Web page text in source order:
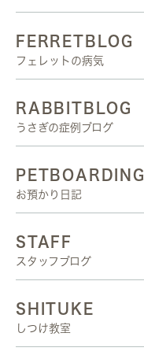
FERRETBLOG
フェレットの病気
RABBITBLOG
うさぎの症例ブログ
PETBOARDING
お預かり日記
STAFF
スタッフブログ
SHITUKE
しつけ教室